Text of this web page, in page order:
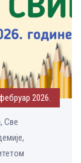
2026.
Све